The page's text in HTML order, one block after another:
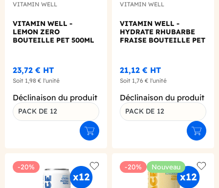
VITAMIN WELL
VITAMIN WELL -
LEMON ZERO
BOUTEILLE PET 500ML
23,72 € HT
Soit 1,98 € l'unité
Déclinaison du produit
PACK DE 12
Ajouter au panier
VITAMIN WELL
VITAMIN WELL -
HYDRATE RHUBARBE
FRAISE BOUTEILLE PET
21,12 € HT
Soit 1,76 € l'unité
Déclinaison du produit
PACK DE 12
-20%
Add to wishlist
-20% Nouveau
Add